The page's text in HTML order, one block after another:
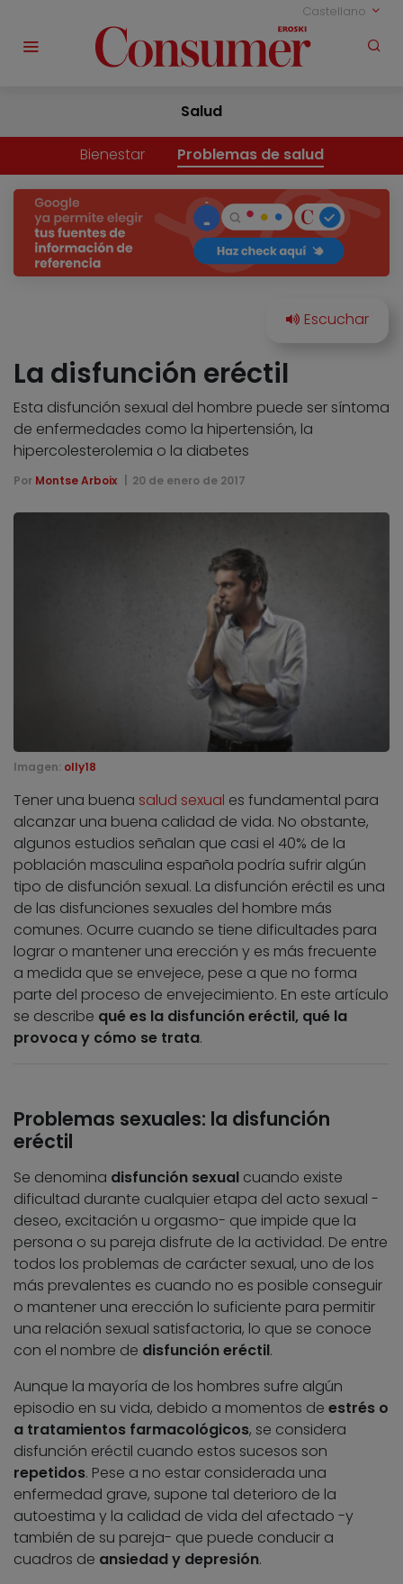
Castellano
Salud
Bienestar Problemas de salud
La disfunción eréctil
Esta disfunción sexual del hombre puede ser síntoma
de enfermedades como la hipertensión, la
hipercolesterolemia o la diabetes
Por Montse Arboix 20 de enero de 2017
Imagen: olly18
Tener una buena salud sexual es fundamental para
alcanzar una buena calidad de vida. No obstante,
algunos estudios señalan que casi el 40% de la
población masculina española podría sufrir algún
tipo de disfunción sexual. La disfunción eréctil es una
de las disfunciones sexuales del hombre más
comunes. Ocurre cuando se tiene dificultades para
lograr o mantener una erección y es más frecuente
a medida que se envejece, pese a que no forma
parte del proceso de envejecimiento. En este artículo
se describe qué es la disfunción eréctil, qué la
provoca y cómo se trata.
Problemas sexuales: la disfunción
eréctil
Se denomina disfunción sexual cuando existe
dificultad durante cualquier etapa del acto sexual -
deseo, excitación u orgasmo- que impide que la
persona o su pareja disfrute de la actividad. De entre
todos los problemas de carácter sexual, uno de los
más prevalentes es cuando no es posible conseguir
o mantener una erección lo suficiente para permitir
una relación sexual satisfactoria, lo que se conoce
con el nombre de disfunción eréctil.
Aunque la mayoría de los hombres sufre algún
episodio en su vida, debido a momentos de estrés o
a tratamientos farmacológicos, se considera
disfunción eréctil cuando estos sucesos son
repetidos. Pese a no estar considerada una
enfermedad grave, supone tal deterioro de la
autoestima y la calidad de vida del afectado -y
también de su pareja- que puede conducir a
cuadros de ansiedad y depresión.